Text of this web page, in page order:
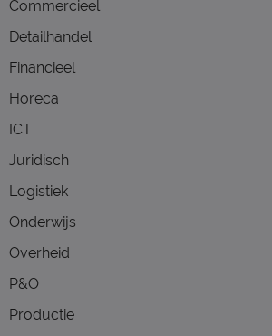
Commercieel
Detailhandel
Financieel
Horeca
ICT
Juridisch
Logistiek
Onderwijs
Overheid
P&O
Productie